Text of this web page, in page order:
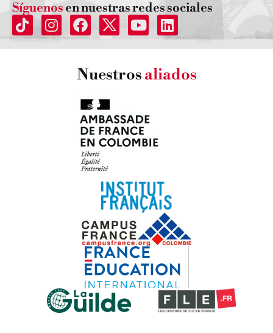
Síguenos en nuestras redes sociales
Nuestrosaliados